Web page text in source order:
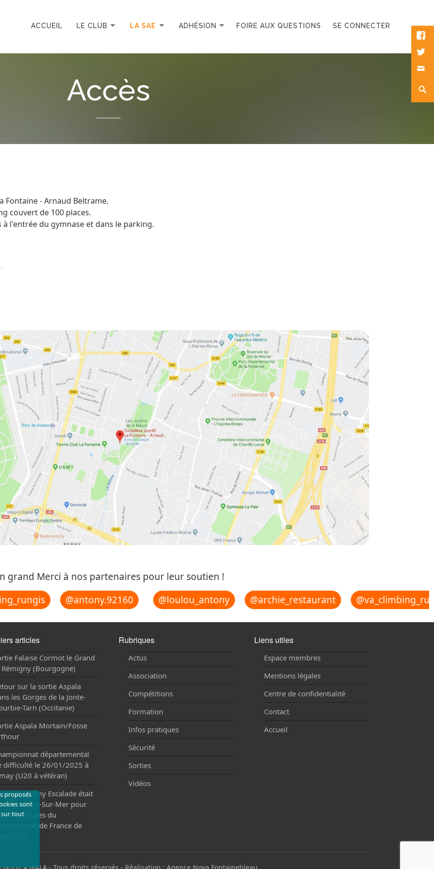
ACCUEIL LE CLUB LA SAE ADHÉSION FOIRE AUX QUESTIONS SE CONNECTER
Accès
Fontaine - Arnaud Beltrame.
couvert de 100 places.
l'entrée du gymnase et dans le parking.
grand Merci à nos partenaires pour leur soutien !
@antony.92160 @loulou_antony @archie_restaurant
articles
Falaise Cormot le Grand
Rémigny (Bourgogne)
sur la sortie Aspala
les Gorges de la Jonte-
Tarn (Occitanie)
Aspala Mortain/Fosse
départemental
difficulté le 26/01/2025 à
(U20 à vétéran)
Antony Escalade était
Sur-Mer pour
demi-finales du
de France de
Rubriques
Actus
Association
Compétitions
Formation
Infos pratiques
Sécurité
Sorties
Vidéos
Liens utiles
Espace membres
Mentions légales
Centre de confidentialité
Contact
Accueil
proposés
sont
tout